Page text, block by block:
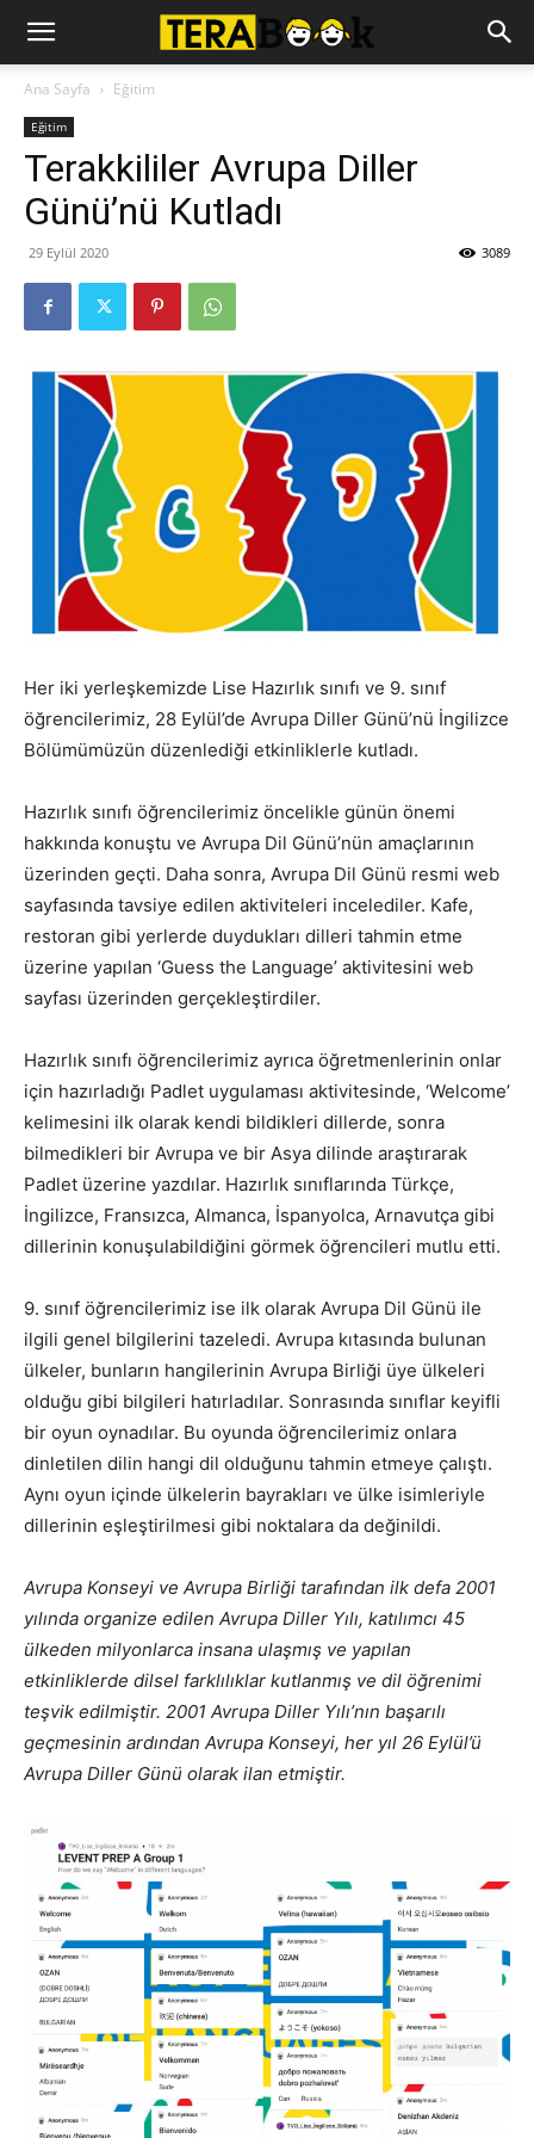
Ana Sayfa Eğitim
Eğitim
Terakkililer Avrupa Diller
Günü’nü Kutladı
29 Eylül 2020 3089
Her iki yerleşkemizde Lise Hazırlık sınıfı ve 9. sınıf
öğrencilerimiz, 28 Eylül’de Avrupa Diller Günü’nü İngilizce
Bölümümüzün düzenlediği etkinliklerle kutladı.
Hazırlık sınıfı öğrencilerimiz öncelikle günün önemi
hakkında konuştu ve Avrupa Dil Günü’nün amaçlarının
üzerinden geçti. Daha sonra, Avrupa Dil Günü resmi web
sayfasında tavsiye edilen aktiviteleri incelediler. Kafe,
restoran gibi yerlerde duydukları dilleri tahmin etme
üzerine yapılan ‘Guess the Language’ aktivitesini web
sayfası üzerinden gerçekleştirdiler.
Hazırlık sınıfı öğrencilerimiz ayrıca öğretmenlerinin onlar
için hazırladığı Padlet uygulaması aktivitesinde, ‘Welcome’
kelimesini ilk olarak kendi bildikleri dillerde, sonra
bilmedikleri bir Avrupa ve bir Asya dilinde araştırarak
Padlet üzerine yazdılar. Hazırlık sınıflarında Türkçe,
İngilizce, Fransızca, Almanca, İspanyolca, Arnavutça gibi
dillerinin konuşulabildiğini görmek öğrencileri mutlu etti.
9. sınıf öğrencilerimiz ise ilk olarak Avrupa Dil Günü ile
ilgili genel bilgilerini tazeledi. Avrupa kıtasında bulunan
ülkeler, bunların hangilerinin Avrupa Birliği üye ülkeleri
olduğu gibi bilgileri hatırladılar. Sonrasında sınıflar keyifli
bir oyun oynadılar. Bu oyunda öğrencilerimiz onlara
dinletilen dilin hangi dil olduğunu tahmin etmeye çalıştı.
Aynı oyun içinde ülkelerin bayrakları ve ülke isimleriyle
dillerinin eşleştirilmesi gibi noktalara da değinildi.
Avrupa Konseyi ve Avrupa Birliği tarafından ilk defa 2001
yılında organize edilen Avrupa Diller Yılı, katılımcı 45
ülkeden milyonlarca insana ulaşmış ve yapılan
etkinliklerde dilsel farklılıklar kutlanmış ve dil öğrenimi
teşvik edilmiştir. 2001 Avrupa Diller Yılı’nın başarılı
geçmesinin ardından Avrupa Konseyi, her yıl 26 Eylül’ü
Avrupa Diller Günü olarak ilan etmiştir.